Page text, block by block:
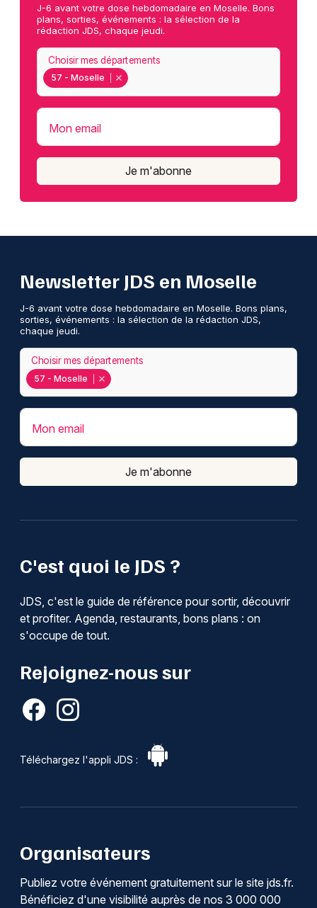
J-6 avant votre dose hebdomadaire en Moselle. Bons
plans, sorties, événements : la sélection de la
rédaction JDS, chaque jeudi.
57 - Moselle
Choisir mes départements
Mon email
Je m'abonne
C'est quoi le JDS ?
JDS, c'est le guide de référence pour sortir, découvrir
et profiter. Agenda, restaurants, bons plans : on
s'occupe de tout.
Rejoignez-nous sur
Téléchargez l'appli JDS :
Newsletter JDS en Moselle
J-6 avant votre dose hebdomadaire en Moselle. Bons plans,
sorties, événements : la sélection de la rédaction JDS,
chaque jeudi.
57 - Moselle
Choisir mes départements
Mon email
Je m'abonne
Organisateurs
Publiez votre événement gratuitement sur le site jds.fr.
Bénéficiez d'une visibilité auprès de nos 3 000 000